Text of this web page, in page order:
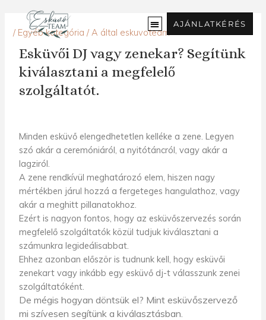
tartalomra
AJÁNLATKÉRÉS
/ Egyéb kategória / A által eskuvoteam
Esküvői DJ vagy zenekar? Segítünk
kiválasztani a megfelelő
szolgáltatót.
Minden esküvő elengedhetetlen kelléke a zene. Legyen
szó akár a ceremóniáról, a nyitótáncról, vagy akár a
lagziról.
A zene rendkívül meghatározó elem, hiszen nagy
mértékben járul hozzá a fergeteges hangulathoz, vagy
akár a meghitt pillanatokhoz.
Ezért is nagyon fontos, hogy az esküvőszervezés során
megfelelő szolgáltatók közül tudjuk kiválasztani a
számunkra legideálisabbat.
Ehhez azonban először is tudnunk kell, hogy esküvői
zenekart vagy inkább egy esküvő dj-t válasszunk zenei
szolgáltatóként
De mégis hogyan döntsük el? Mint esküvőszervező
mi szívesen segítünk a kiválasztásban.